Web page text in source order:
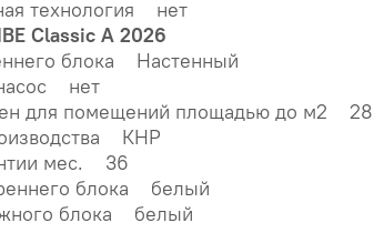
технология нет
Classic A 2026
блока Настенный
нет
для помещений площадью до м2 28
КНР
мес. 36
блока белый
блока белый